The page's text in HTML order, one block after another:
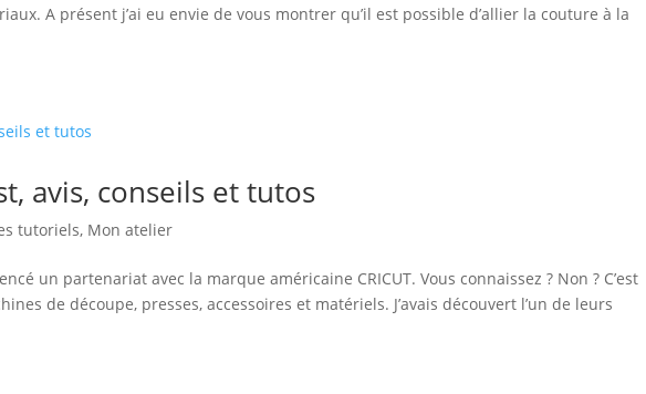
A présent j’ai eu envie de vous montrer qu’il est possible d’allier la couture à la
avis, conseils et tutos
tutoriels, Mon atelier
un partenariat avec la marque américaine CRICUT. Vous connaissez ? Non ? C’est
de découpe, presses, accessoires et matériels. J’avais découvert l’un de leurs